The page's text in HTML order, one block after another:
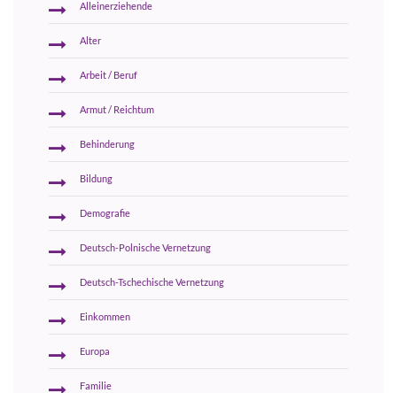
Alleinerziehende
Alter
Arbeit / Beruf
Armut / Reichtum
Behinderung
Bildung
Demografie
Deutsch-Polnische Vernetzung
Deutsch-Tschechische Vernetzung
Einkommen
Europa
Familie